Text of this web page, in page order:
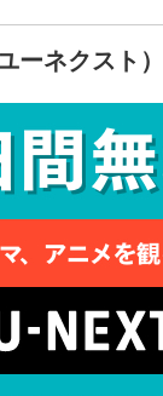
ーネクスト）